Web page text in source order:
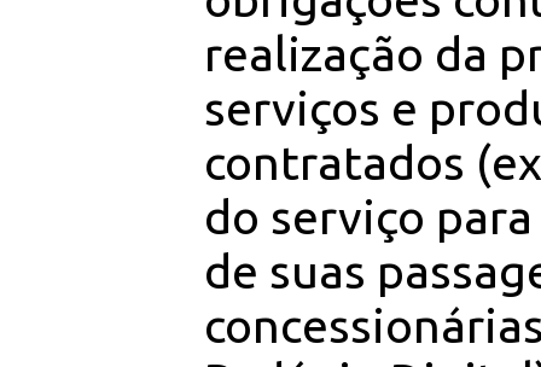
realização da
serviços e
contratados
do serviço
de suas